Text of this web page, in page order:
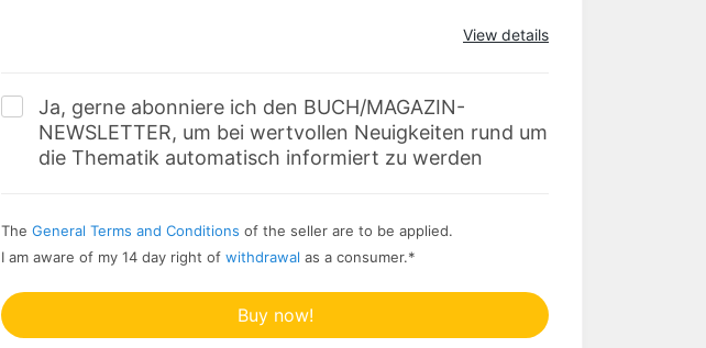
View details
Ja, gerne abonniere ich den BUCH/MAGAZIN-
NEWSLETTER, um bei wertvollen Neuigkeiten rund um
die Thematik automatisch informiert zu werden
The General Terms and Conditions of the seller are to be applied.
I am aware of my 14 day right of withdrawal as a consumer.*
Buy now!